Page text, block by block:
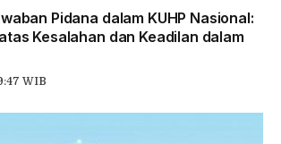
Pidana dalam KUHP Nasional:
Kesalahan dan Keadilan dalam
WIB